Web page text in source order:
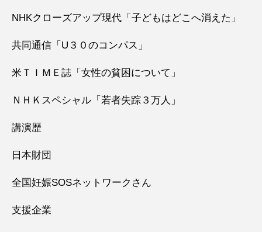
NHKクローズアップ現代「子どもはどこへ消えた」
共同通信「U３０のコンパス」
米ＴＩＭＥ誌「女性の貧困について」
ＮＨＫスペシャル「若者失踪３万人」
講演歴
日本財団
全国妊娠SOSネットワークさん
支援企業